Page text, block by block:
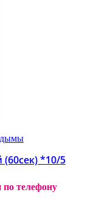
*10/5
по телефону